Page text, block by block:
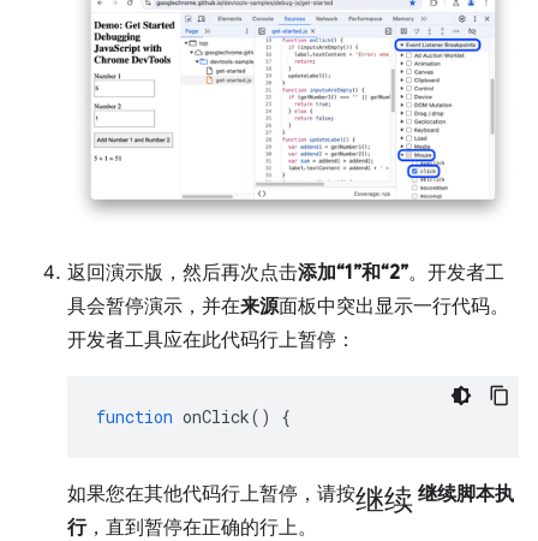
返回演示版，然后再次点击添加“1”和“2”。开发者工
具会暂停演示，并在来源面板中突出显示一行代码。
开发者工具应在此代码行上暂停：
function onClick() {
如果您在其他代码行上暂停，请按继续 继续脚本执
行，直到暂停在正确的行上。